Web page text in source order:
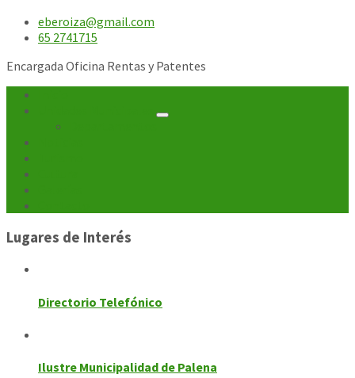
eberoiza@gmail.com
65 2741715
Encargada Oficina Rentas y Patentes
Lugares de Interés
Directorio Telefónico
Ilustre Municipalidad de Palena